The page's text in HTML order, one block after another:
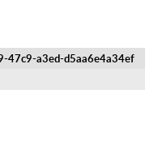
47c9-a3ed-d5aa6e4a34ef